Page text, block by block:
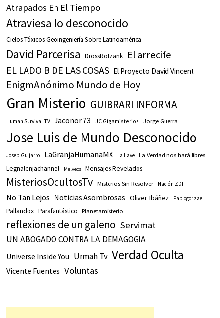
Atrapados En El Tiempo
Atraviesa lo desconocido
Cielos Tóxicos Geoingeniería Sobre Latinoamérica
David Parcerisa DrossRotzank El arrecife
EL LADO B DE LAS COSAS El Proyecto David Vincent
EnigmAnónimo Mundo de Hoy
Gran Misterio GUIBRARI INFORMA
Human Survival TV Jaconor 73 JC Gigamisterios Jorge Guerra
Jose Luis de Mundo Desconocido
Josep Guijarro LaGranjaHumanaMX La llave La Verdad nos hará libres
Legnalenjachannel Melvecs Mensajes Revelados
MisteriosOcultosTv Misterios Sin Resolver Nación ZDI
No Tan Lejos Noticias Asombrosas Oliver Ibáñez Pablogonzae
Pallandox Parafantástico Planetamisterio
reflexiones de un galeno Servimat
UN ABOGADO CONTRA LA DEMAGOGIA
Universe Inside You Urmah Tv Verdad Oculta
Vicente Fuentes Voluntas